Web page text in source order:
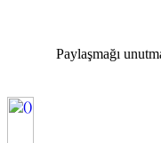
Paylaşmağı